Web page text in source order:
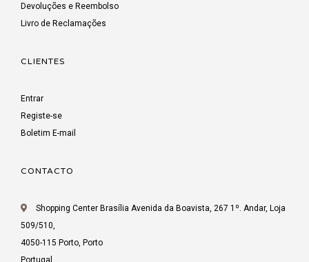
Devoluções e Reembolso
Livro de Reclamações
CLIENTES
Entrar
Registe-se
Boletim E-mail
CONTACTO
Shopping Center Brasília Avenida da Boavista, 267 1º. Andar, Loja
509/510,
4050-115 Porto, Porto
Portugal